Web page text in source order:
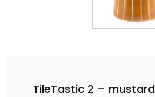
TileTastic 2 – mustard